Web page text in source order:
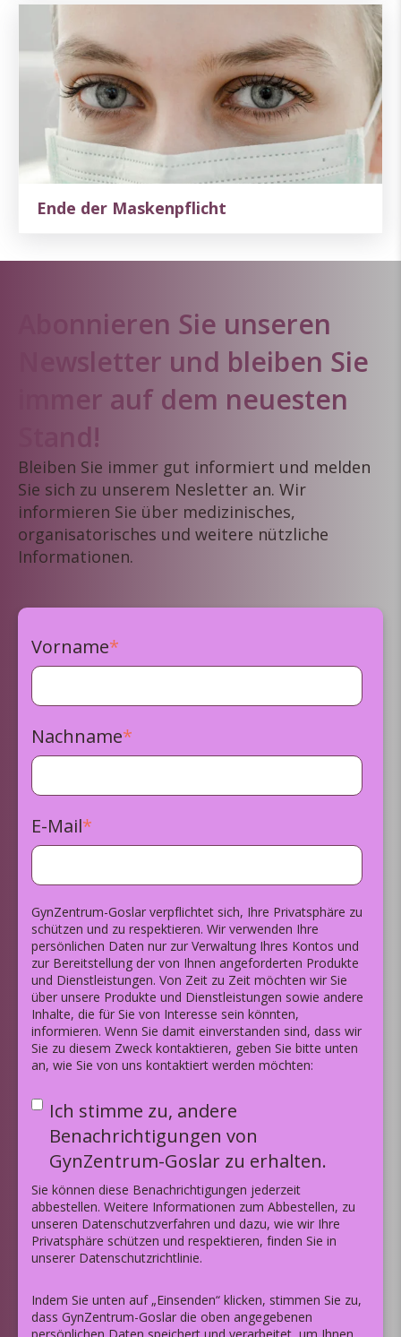
Ende der Maskenpflicht
Vorname*
Nachname*
E-Mail*
GynZentrum-Goslar verpflichtet sich, Ihre Privatsphäre zu
schützen und zu respektieren. Wir verwenden Ihre
persönlichen Daten nur zur Verwaltung Ihres Kontos und
zur Bereitstellung der von Ihnen angeforderten Produkte
und Dienstleistungen. Von Zeit zu Zeit möchten wir Sie
über unsere Produkte und Dienstleistungen sowie andere
Inhalte, die für Sie von Interesse sein könnten,
informieren. Wenn Sie damit einverstanden sind, dass wir
Sie zu diesem Zweck kontaktieren, geben Sie bitte unten
an, wie Sie von uns kontaktiert werden möchten:
Ich stimme zu, andere
Benachrichtigungen von
GynZentrum-Goslar zu erhalten.
Sie können diese Benachrichtigungen jederzeit
abbestellen. Weitere Informationen zum Abbestellen, zu
unseren Datenschutzverfahren und dazu, wie wir Ihre
Privatsphäre schützen und respektieren, finden Sie in
unserer Datenschutzrichtlinie.
Indem Sie unten auf „Einsenden“ klicken, stimmen Sie zu,
dass GynZentrum-Goslar die oben angegebenen
Abonnieren Sie unseren
Newsletter und bleiben Sie
immer auf dem neuesten
Stand!
Bleiben Sie immer gut informiert und melden
Sie sich zu unserem Nesletter an. Wir
informieren Sie über medizinisches,
organisatorisches und weitere nützliche
Informationen.